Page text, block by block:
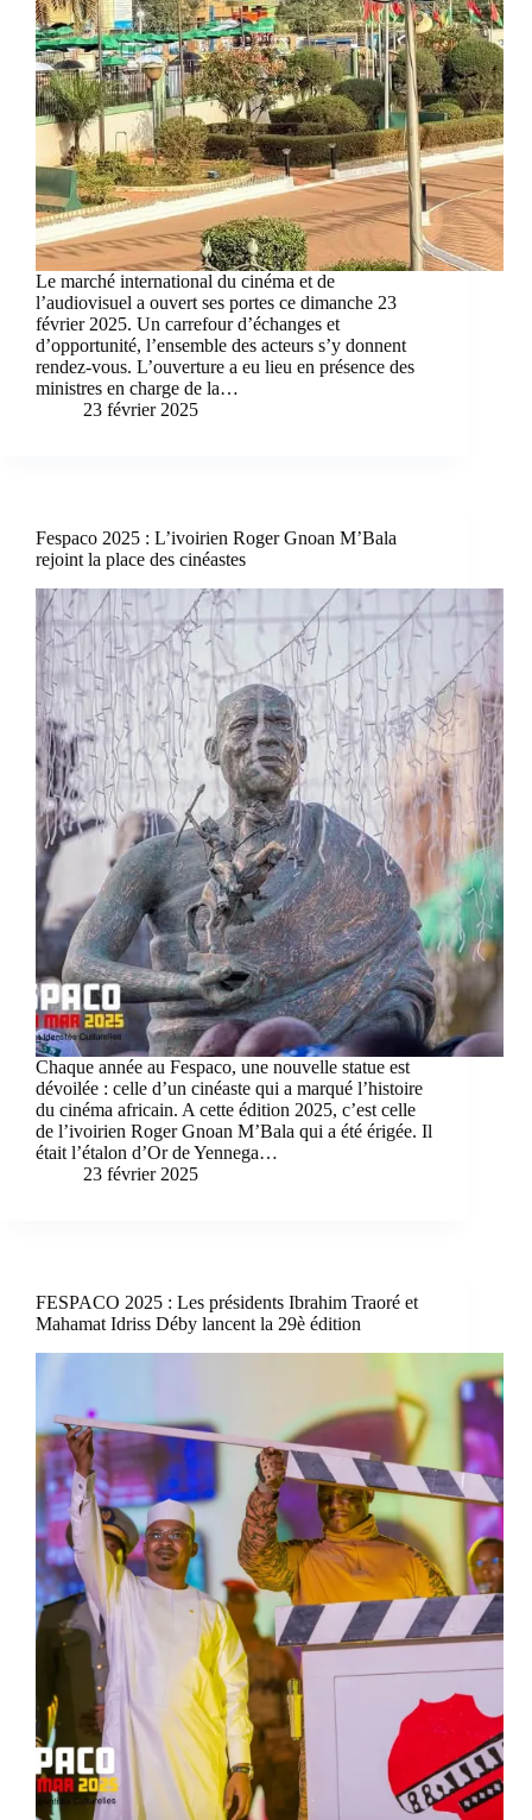
Le marché international du cinéma et de
l’audiovisuel a ouvert ses portes ce dimanche 23
février 2025. Un carrefour d’échanges et
d’opportunité, l’ensemble des acteurs s’y donnent
rendez-vous. L’ouverture a eu lieu en présence des
ministres en charge de la…
23 février 2025
Fespaco 2025 : L’ivoirien Roger Gnoan M’Bala
rejoint la place des cinéastes
Chaque année au Fespaco, une nouvelle statue est
dévoilée : celle d’un cinéaste qui a marqué l’histoire
du cinéma africain. A cette édition 2025, c’est celle
de l’ivoirien Roger Gnoan M’Bala qui a été érigée. Il
était l’étalon d’Or de Yennega…
23 février 2025
FESPACO 2025 : Les présidents Ibrahim Traoré et
Mahamat Idriss Déby lancent la 29è édition